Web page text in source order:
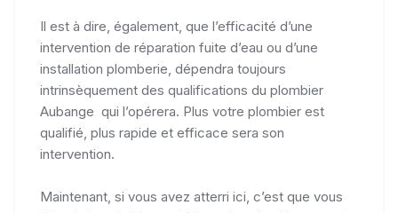
Il est à dire, également, que l’efficacité d’une
intervention de réparation fuite d’eau ou d’une
installation plomberie, dépendra toujours
intrinsèquement des qualifications du plombier
Aubange qui l’opérera. Plus votre plombier est
qualifié, plus rapide et efficace sera son
intervention.
Maintenant, si vous avez atterri ici, c’est que vous